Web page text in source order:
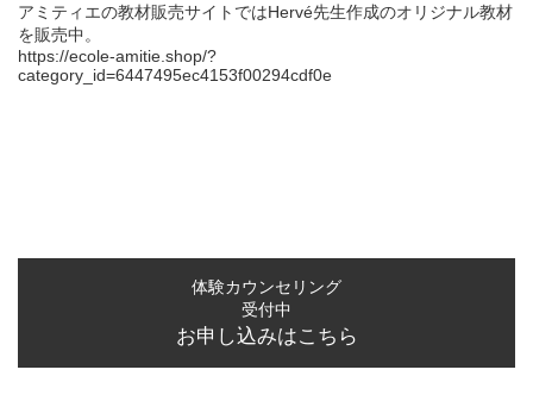
アミティエの教材販売サイトではHervé先生作成のオリジナル教材
を販売中。
https://ecole-amitie.shop/?
category_id=6447495ec4153f00294cdf0e
体験カウンセリング
受付中
お申し込みはこちら